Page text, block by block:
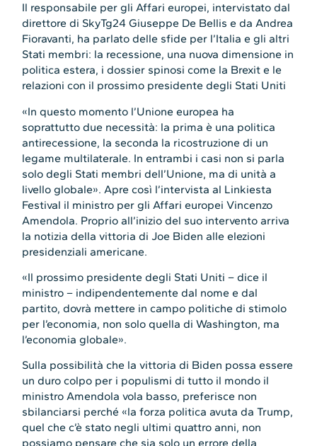
Il responsabile per gli Affari europei, intervistato dal
direttore di SkyTg24 Giuseppe De Bellis e da Andrea
Fioravanti, ha parlato delle sfide per l’Italia e gli altri
Stati membri: la recessione, una nuova dimensione in
politica estera, i dossier spinosi come la Brexit e le
relazioni con il prossimo presidente degli Stati Uniti
«In questo momento l’Unione europea ha
soprattutto due necessità: la prima è una politica
antirecessione, la seconda la ricostruzione di un
legame multilaterale. In entrambi i casi non si parla
solo degli Stati membri dell’Unione, ma di unità a
livello globale». Apre così l’intervista al Linkiesta
Festival il ministro per gli Affari europei Vincenzo
Amendola. Proprio all’inizio del suo intervento arriva
la notizia della vittoria di Joe Biden alle elezioni
presidenziali americane.
«Il prossimo presidente degli Stati Uniti – dice il
ministro – indipendentemente dal nome e dal
partito, dovrà mettere in campo politiche di stimolo
per l’economia, non solo quella di Washington, ma
l’economia globale».
Sulla possibilità che la vittoria di Biden possa essere
un duro colpo per i populismi di tutto il mondo il
ministro Amendola vola basso, preferisce non
sbilanciarsi perché «la forza politica avuta da Trump,
quel che c’è stato negli ultimi quattro anni, non
possiamo pensare che sia solo un errore della